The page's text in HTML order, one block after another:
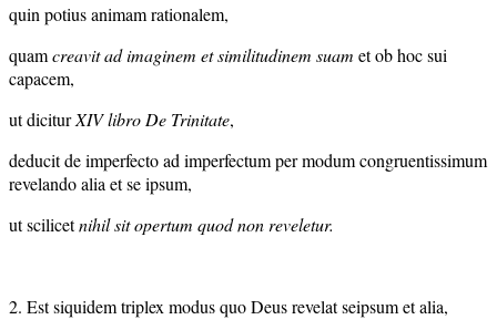
quin potius animam rationalem,
quamcreavit ad imaginem et similitudinem suam et ob hoc sui
capacem,
ut diciturXIV libro De Trinitate,
deducit de imperfecto ad imperfectum per modum congruentissimum
revelando alia et se ipsum,
ut scilicetnihil sit opertum quod non reveletur.
2. Est siquidem triplex modus quo Deus revelat seipsum et alia,